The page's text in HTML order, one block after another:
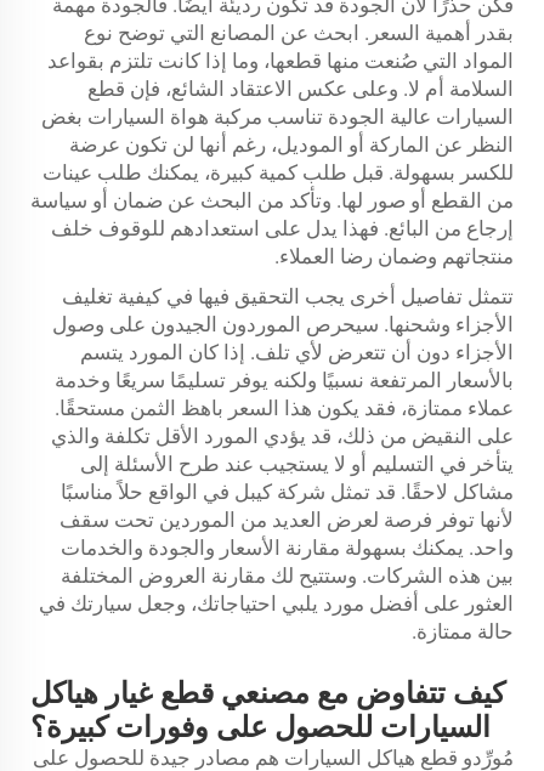
بقدر أهمية السعر. ابحث عن المصانع التي توضح نوع
المواد التي صُنعت منها قطعها، وما إذا كانت تلتزم بقواعد
السلامة أم لا. وعلى عكس الاعتقاد الشائع، فإن قطع
السيارات عالية الجودة تناسب مركبة هواة السيارات بغض
النظر عن الماركة أو الموديل، رغم أنها لن تكون عرضة
للكسر بسهولة. قبل طلب كمية كبيرة، يمكنك طلب عينات
من القطع أو صور لها. وتأكد من البحث عن ضمان أو سياسة
إرجاع من البائع. فهذا يدل على استعدادهم للوقوف خلف
منتجاتهم وضمان رضا العملاء.
تتمثل تفاصيل أخرى يجب التحقيق فيها في كيفية تغليف
الأجزاء وشحنها. سيحرص الموردون الجيدون على وصول
الأجزاء دون أن تتعرض لأي تلف. إذا كان المورد يتسم
بالأسعار المرتفعة نسبيًا ولكنه يوفر تسليمًا سريعًا وخدمة
عملاء ممتازة، فقد يكون هذا السعر باهظ الثمن مستحقًا.
على النقيض من ذلك، قد يؤدي المورد الأقل تكلفة والذي
يتأخر في التسليم أو لا يستجيب عند طرح الأسئلة إلى
مشاكل لاحقًا. قد تمثل شركة كيبل في الواقع حلاً مناسبًا
لأنها توفر فرصة لعرض العديد من الموردين تحت سقف
واحد. يمكنك بسهولة مقارنة الأسعار والجودة والخدمات
بين هذه الشركات. وستتيح لك مقارنة العروض المختلفة
العثور على أفضل مورد يلبي احتياجاتك، وجعل سيارتك في
حالة ممتازة.
كيف تتفاوض مع مصنعي قطع غيار هياكل
السيارات للحصول على وفورات كبيرة؟
مُورِّدو قطع هياكل السيارات هم مصادر جيدة للحصول على